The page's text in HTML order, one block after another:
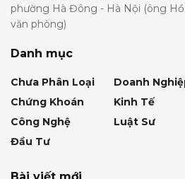
phường Hà Đông - Hà Nội (ông
văn phòng)
Danh mục
Chưa Phân Loại
Chứng Khoán
Công Nghệ
Đầu Tư
Doanh
Kinh Tế
Luật Sư
Bài viết mới